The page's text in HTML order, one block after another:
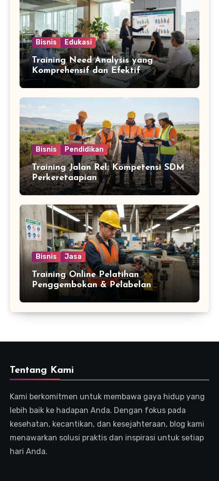
Bisnis Edukasi
Training Need Analysis yang
Komprehensif dan Efektif
Bisnis Pendidikan
Training Jalan Rel: Kompetensi SDM
Perkeretaapian
Bisnis Jasa
Training Online Pelatihan
Penggembokan & Pelabelan
Tentang Kami
Kami berkomitmen untuk membawa gaya hidup yang
lebih baik ke hadapan Anda. Dengan fokus pada
kesehatan, kecantikan, dan kesejahteraan, blog kami
menawarkan solusi praktis dan inspirasi untuk setiap
hari Anda.